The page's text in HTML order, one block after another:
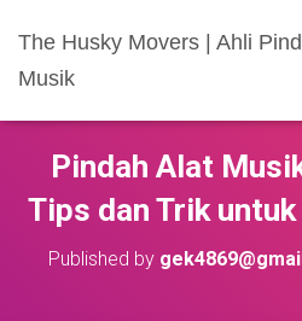
The Husky Movers | Ahli
Musik
Pindah Alat
Tips dan Trik
Published by